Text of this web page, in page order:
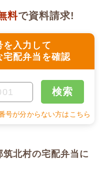
を入力して
宅配弁当を確認
料で資料請求!
検索
号が分からない方はこちら
北村の宅配弁当に